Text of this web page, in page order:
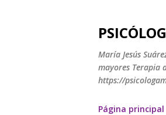
María Jesús
mayores Terapia
https://
Página principal